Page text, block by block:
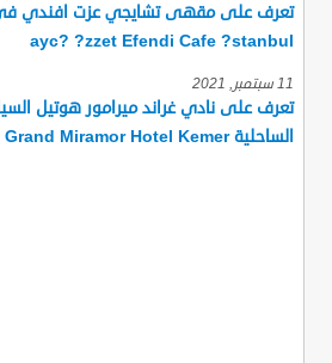
تعرف على مقهى تشايجي عزت افندي
ayc? ?zzet Efendi Cafe ?stanbul
11 سبتمبر, 2021
تعرف على نادي غراند ميرامور هوتيل
الساحلية Grand Miramor Hotel Kemer